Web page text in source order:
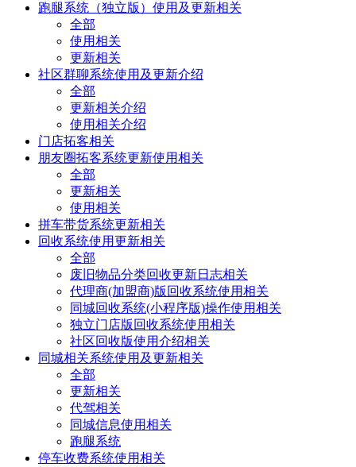
跑腿系统（独立版）使用及更新相关
全部
使用相关
更新相关
社区群聊系统使用及更新介绍
全部
更新相关介绍
使用相关介绍
门店拓客相关
朋友圈拓客系统更新使用相关
全部
更新相关
使用相关
拼车带货系统更新相关
回收系统使用更新相关
全部
废旧物品分类回收更新日志相关
代理商(加盟商)版回收系统使用相关
同城回收系统(小程序版)操作使用相关
独立门店版回收系统使用相关
社区回收版使用介绍相关
同城相关系统使用及更新相关
全部
更新相关
代驾相关
同城信息使用相关
跑腿系统
停车收费系统使用相关